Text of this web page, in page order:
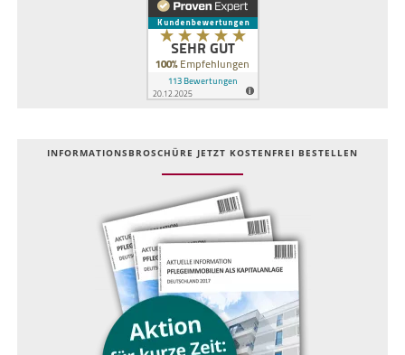
INFOR­MATIONS­BROSCHÜRE JETZT KOSTEN­FREI BESTELLEN